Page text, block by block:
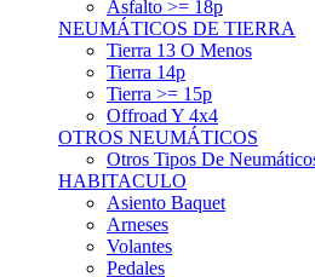
Tierra 13 O Menos
Tierra 14p
Tierra >= 15p
Offroad Y 4x4
OTROS NEUMÁTICOS
Otros Tipos De Neumáticos
HABITACULO
Asiento Baquet
Arneses
Volantes
Pedales
Extinción